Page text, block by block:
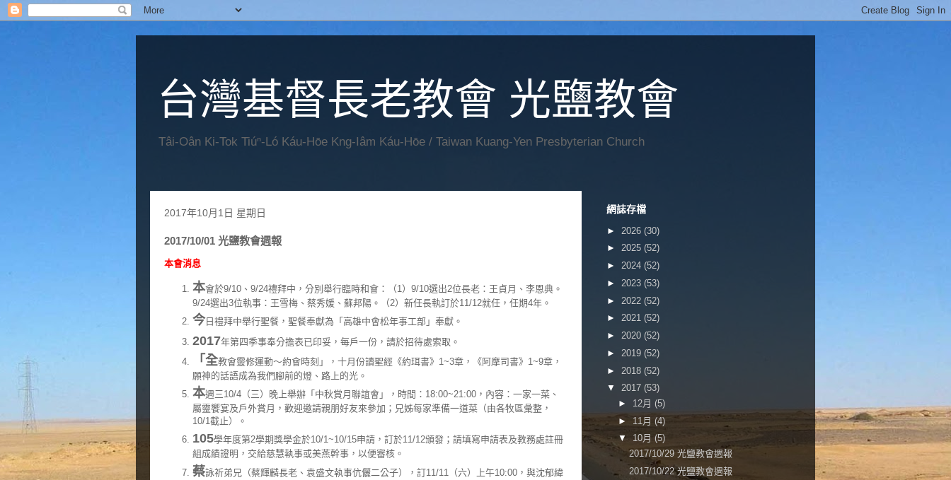
台灣基督長老教會 光鹽教會
Tâi-Oân Ki-Tok Tiúⁿ-Ló Káu-Hōe Kng-Iâm Káu-Hōe / Taiwan Kuang-Yen Presbyterian Church
2017年10月1日 星期日
2017/10/01 光鹽教會週報
本會消息
本會於9/10、9/24禮拜中，分別舉行臨時和會：（1）9/10選出2位長老：王貞月、李恩典。
9/24選出3位執事：王雪梅、蔡秀媛、蘇邦陽。（2）新任長執訂於11/12就任，任期4年。
今日禮拜中舉行聖餐，聖餐奉獻為「高雄中會松年事工部」奉獻。
2017年第四季事奉分擔表已印妥，每戶一份，請於招待處索取。
「全教會靈修運動～約會時刻」，十月份讀聖經《約珥書》1~3章，《阿摩司書》1~9章，
願神的話語成為我們腳前的燈、路上的光。
本週三10/4（三）晚上舉辦「中秋賞月聯誼會」，時間：18:00~21:00，內容：一家一菜、
屬靈饗宴及戶外賞月，歡迎邀請親朋好友來參加；兄姊每家準備一道菜（由各牧區彙整，
10/1截止）。
105學年度第2學期獎學金於10/1~10/15申請，訂於11/12頒發；請填寫申請表及教務處註冊
組成績證明，交給慈慧執事或美燕幹事，以便審核。
蔡詠祈弟兄（蔡輝麟長老、袁盛文執事伉儷二公子），訂11/11（六）上午10:00，與沈郁緯
網誌存檔
► 2026 (30)
► 2025 (52)
► 2024 (52)
► 2023 (53)
► 2022 (52)
► 2021 (52)
► 2020 (52)
► 2019 (52)
► 2018 (52)
▼ 2017 (53)
► 12月 (5)
► 11月 (4)
▼ 10月 (5)
2017/10/29 光鹽教會週報
2017/10/22 光鹽教會週報